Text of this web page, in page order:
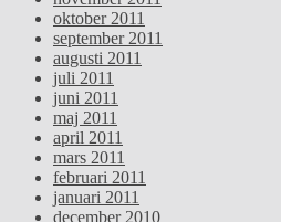
oktober 2011
september 2011
augusti 2011
juli 2011
juni 2011
maj 2011
april 2011
mars 2011
februari 2011
januari 2011
december 2010